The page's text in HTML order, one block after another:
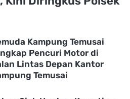
Kampung Temusai
Pencuri Motor di
Lintas Depan Kantor
Temusai